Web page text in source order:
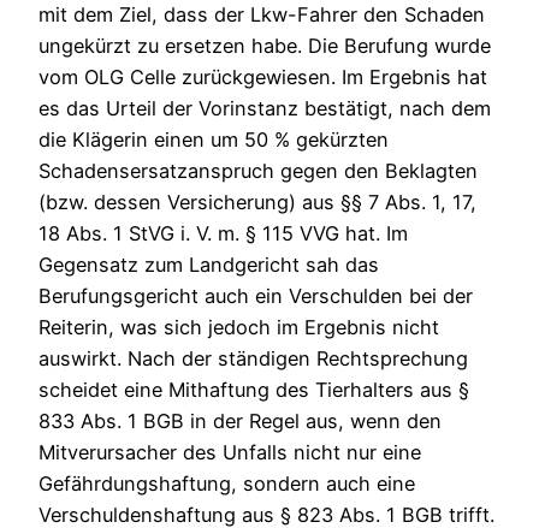
mit dem Ziel, dass der Lkw-Fahrer den Schaden
ungekürzt zu ersetzen habe. Die Berufung wurde
vom OLG Celle zurückgewiesen. Im Ergebnis hat
es das Urteil der Vorinstanz bestätigt, nach dem
die Klägerin einen um 50 % gekürzten
Schadensersatzanspruch gegen den Beklagten
(bzw. dessen Versicherung) aus §§ 7 Abs. 1, 17,
18 Abs. 1 StVG i. V. m. § 115 VVG hat. Im
Gegensatz zum Landgericht sah das
Berufungsgericht auch ein Verschulden bei der
Reiterin, was sich jedoch im Ergebnis nicht
auswirkt. Nach der ständigen Rechtsprechung
scheidet eine Mithaftung des Tierhalters aus §
833 Abs. 1 BGB in der Regel aus, wenn den
Mitverursacher des Unfalls nicht nur eine
Gefährdungshaftung, sondern auch eine
Verschuldenshaftung aus § 823 Abs. 1 BGB trifft.